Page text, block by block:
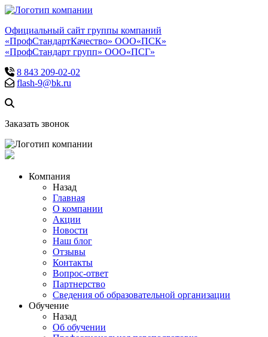
Официальный сайт группы компаний
«ПрофСтандартКачество» ООО«ПСК»
«ПрофСтандарт групп» ООО«ПСГ»
8 843 209-02-02
flash-9@bk.ru
Заказать звонок
Компания
Назад
Главная
О компании
Акции
Новости
Наш блог
Отзывы
Контакты
Вопрос-ответ
Партнерство
Сведения об образовательной организации
Обучение
Назад
Об обучении